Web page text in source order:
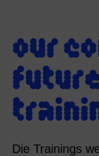
our
Die Trainings